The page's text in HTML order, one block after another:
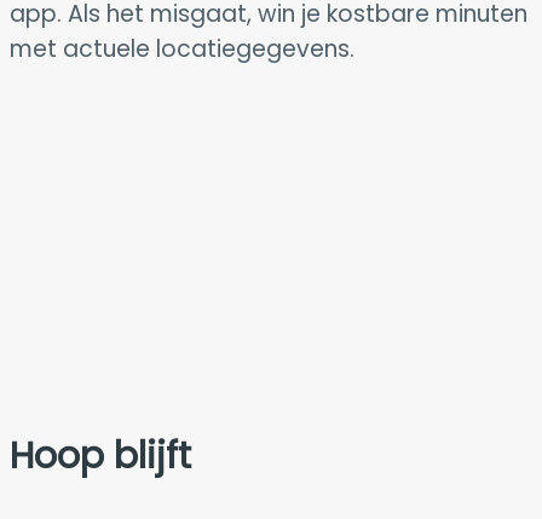
app. Als het misgaat, win je kostbare minuten
met actuele locatiegegevens.
Hoop blijft